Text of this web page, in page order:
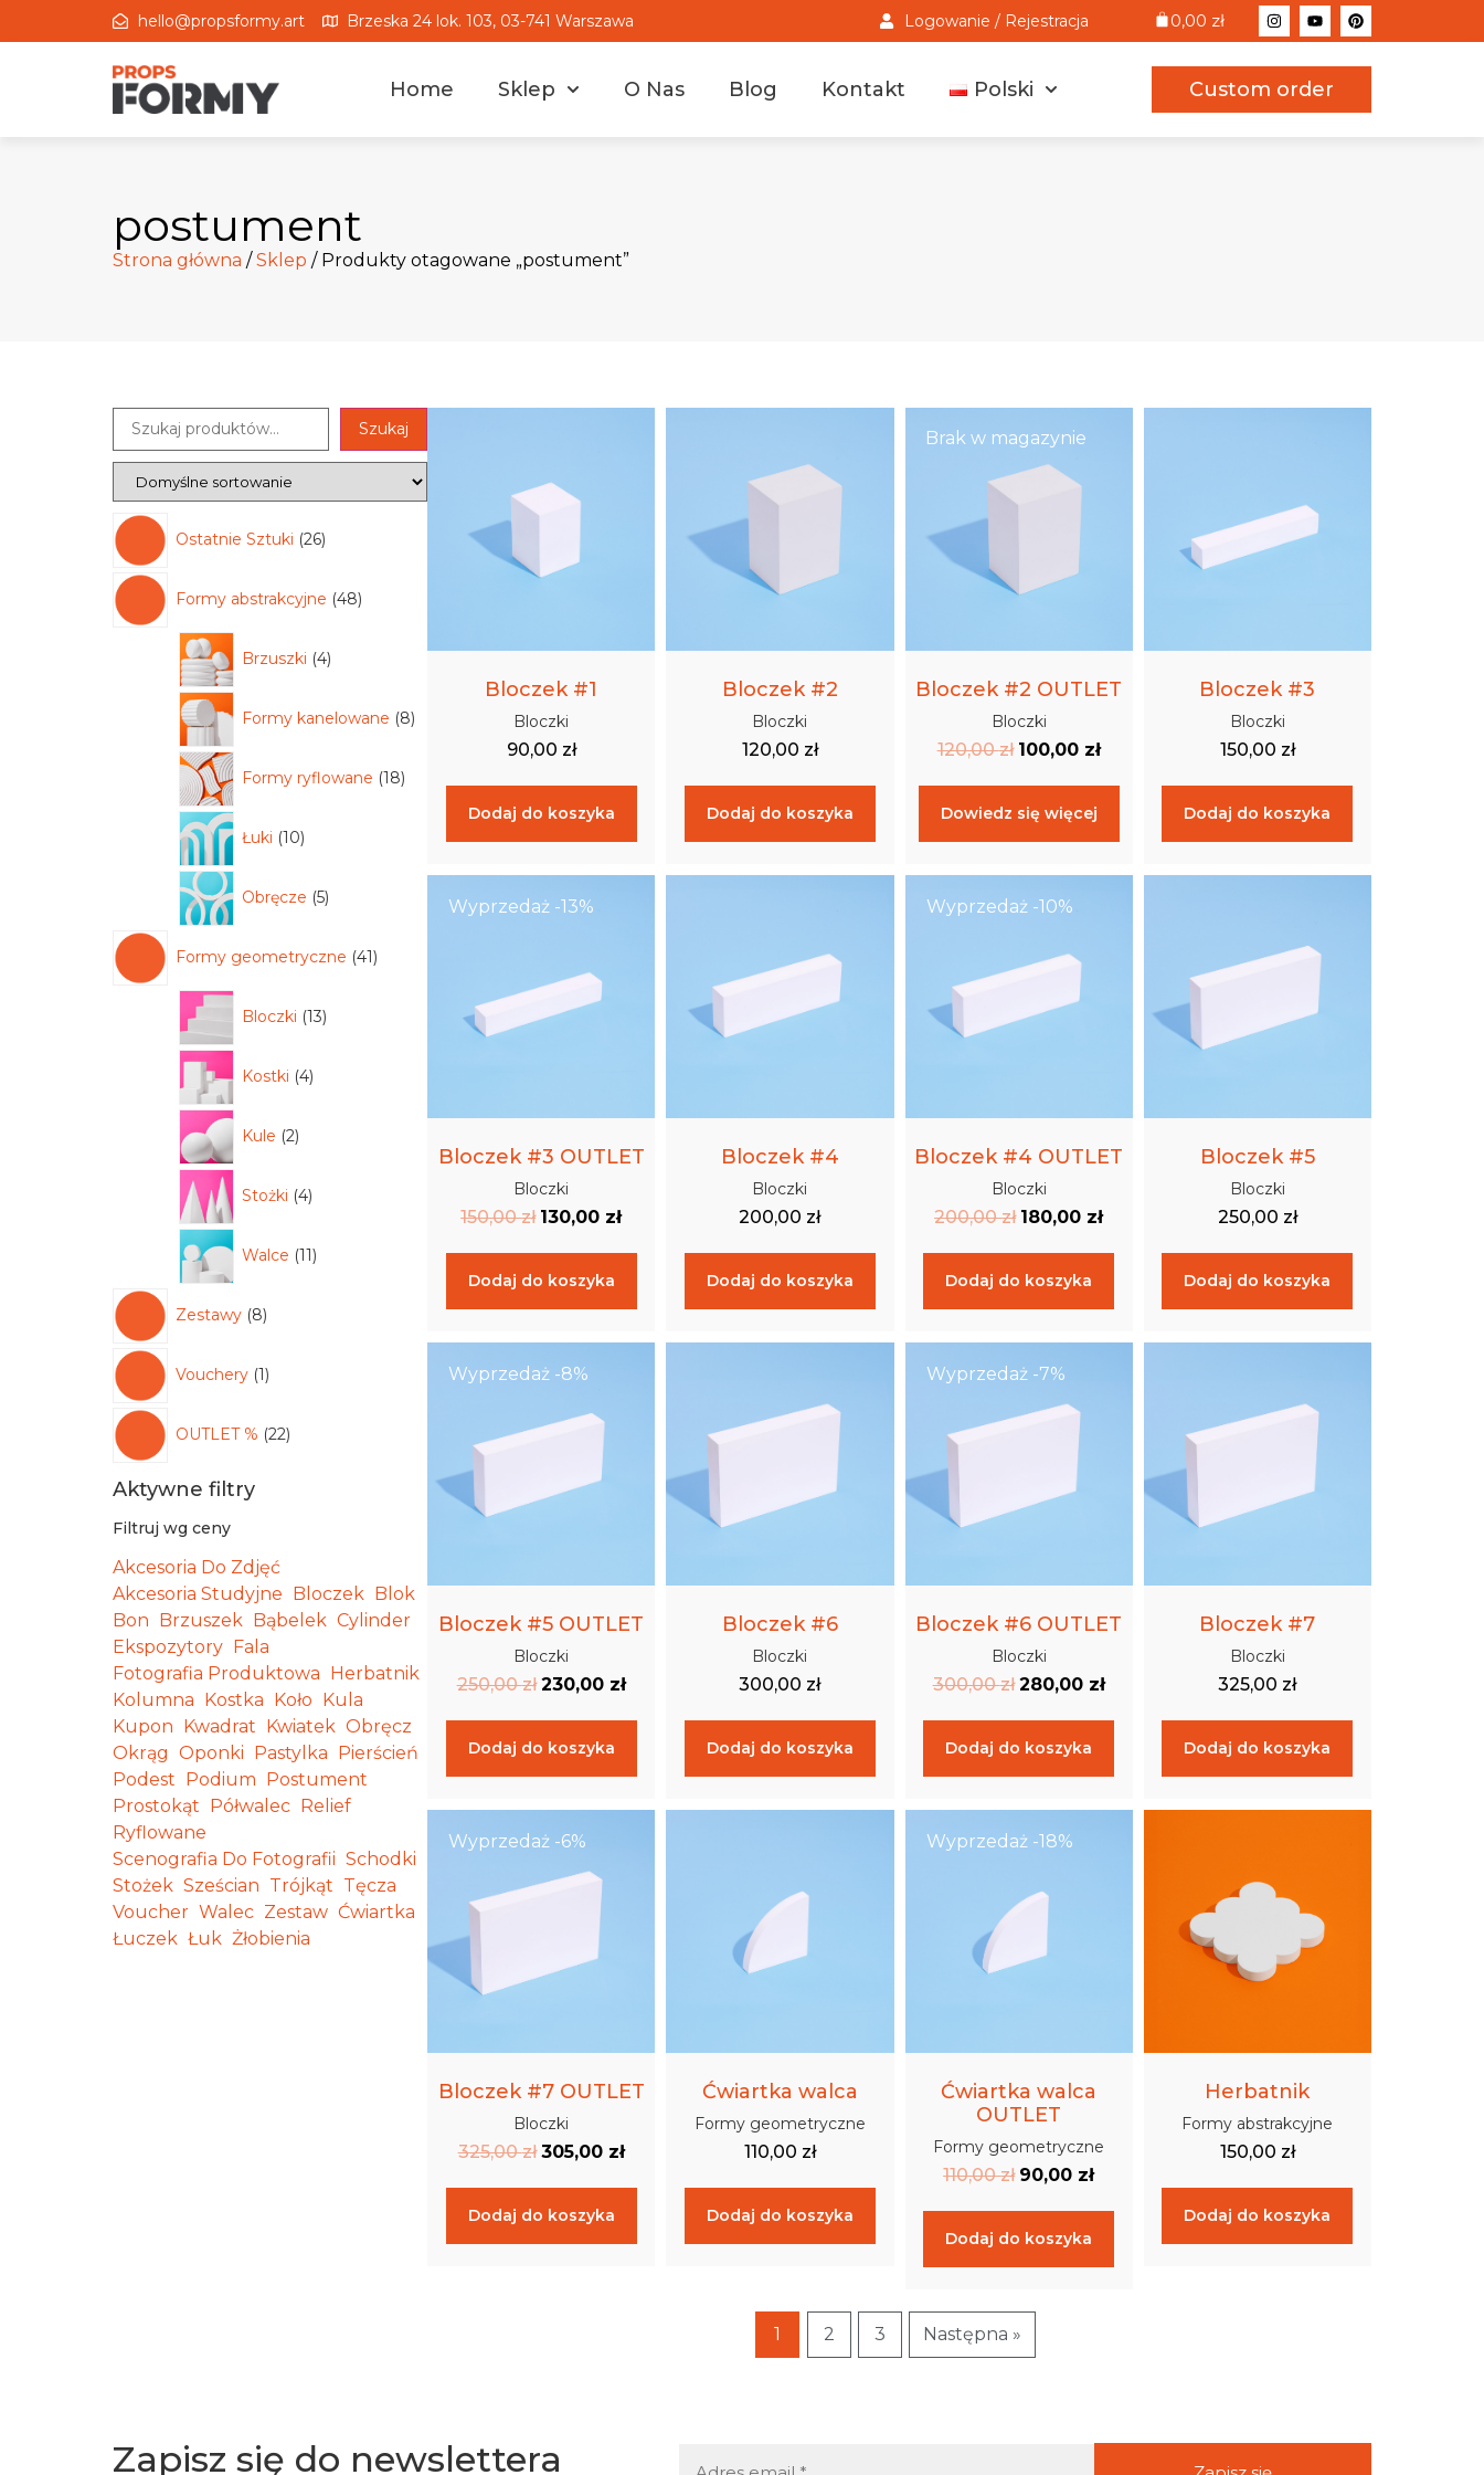
hello@propsformy.art Brzeska 24 lok. 103, 03-741 Warszawa Logowanie / Rejestracja 0,00 zł
Home Sklep O Nas Blog Kontakt Polski Custom order
postument
Strona główna /Sklep / Produkty otagowane „postument”
Szukaj
Ostatnie Sztuki 26
Formy abstrakcyjne 48
Brzuszki 4
Formy kanelowane 8
Formy ryflowane 18
Łuki 10
Obręcze 5
Formy geometryczne 41
Bloczki 13
Kostki 4
Kule 2
Stożki 4
Walce 11
Zestawy 8
Vouchery 1
OUTLET % 22
Aktywne filtry
Filtruj wg ceny
Akcesoria Do Zdjęć
Akcesoria Studyjne Bloczek Blok
Bon Brzuszek Bąbelek Cylinder
Ekspozytory Fala
Fotografia Produktowa Herbatnik
Kolumna Kostka Koło Kula
Kupon Kwadrat Kwiatek Obręcz
Okrąg Oponki Pastylka Pierścień
Podest Podium Postument
Prostokąt Półwalec Relief
Ryflowane
Scenografia Do Fotografii Schodki
Stożek Sześcian Trójkąt Tęcza
Voucher Walec Zestaw Ćwiartka
Łuczek Łuk Żłobienia
Bloczek #1
Bloczki
90,00 zł
Dodaj do koszyka
Bloczek #2
Bloczki
120,00 zł
Dodaj do koszyka
Brak w magazynie
Bloczek #2 OUTLET
Bloczki
120,00zł 100,00 zł
Dowiedz się więcej
Bloczek #3
Bloczki
150,00 zł
Dodaj do koszyka
Wyprzedaż -13%
Bloczek #3 OUTLET
Bloczki
150,00zł 130,00 zł
Dodaj do koszyka
Bloczek #4
Bloczki
200,00 zł
Dodaj do koszyka
Wyprzedaż -10%
Bloczek #4 OUTLET
Bloczki
200,00zł 180,00 zł
Dodaj do koszyka
Bloczek #5
Bloczki
250,00 zł
Dodaj do koszyka
Wyprzedaż -8%
Bloczek #5 OUTLET
Bloczki
250,00zł 230,00 zł
Dodaj do koszyka
Bloczek #6
Bloczki
300,00 zł
Dodaj do koszyka
Wyprzedaż -7%
Bloczek #6 OUTLET
Bloczki
300,00zł 280,00 zł
Dodaj do koszyka
Bloczek #7
Bloczki
325,00 zł
Dodaj do koszyka
Wyprzedaż -6%
Bloczek #7 OUTLET
Bloczki
325,00zł 305,00 zł
Dodaj do koszyka
Ćwiartka walca
Formy geometryczne
110,00 zł
Dodaj do koszyka
Wyprzedaż -18%
Ćwiartka walca
OUTLET
Formy geometryczne
110,00zł 90,00 zł
Dodaj do koszyka
Herbatnik
Formy abstrakcyjne
150,00 zł
Dodaj do koszyka
1 2 3 Następna »
Zapisz się do newslettera